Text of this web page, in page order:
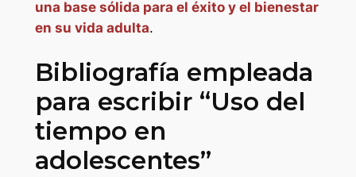
una base sólida para el éxito y el bienestar
en su vida adulta.
Bibliografía empleada
para escribir “Uso del
tiempo en
adolescentes”